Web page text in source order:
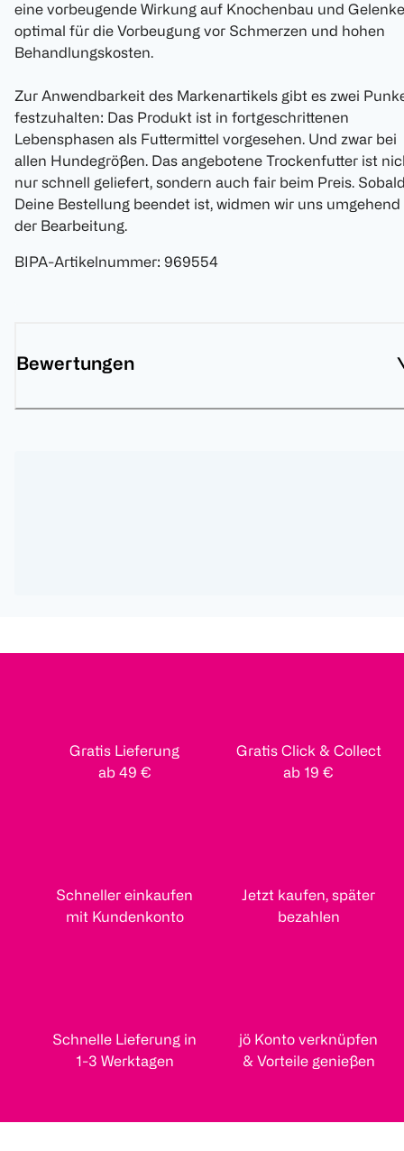
eine vorbeugende Wirkung auf Knochenbau und
optimal für die Vorbeugung vor Schmerzen und hohen
Behandlungskosten.
Zur Anwendbarkeit des Markenartikels gibt es zwei
festzuhalten: Das Produkt ist in fortgeschrittenen
Lebensphasen als Futtermittel vorgesehen. Und zwar bei
allen Hundegrößen. Das angebotene Trockenfutter ist
nur schnell geliefert, sondern auch fair beim Preis.
Deine Bestellung beendet ist, widmen wir uns umgehend
der Bearbeitung.
BIPA-Artikelnummer: 969554
Bewertungen
Gratis Lieferung
ab 49 €
Gratis Click & Collect
ab 19 €
Schneller einkaufen
mit Kundenkonto
Jetzt kaufen, später
bezahlen
Schnelle Lieferung in
1-3 Werktagen
jö Konto verknüpfen
& Vorteile genießen